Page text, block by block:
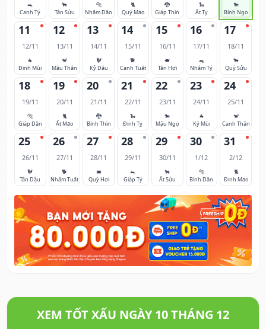
🐀
Canh Tý
🐂
Tân Sửu
🐅
Nhâm Dần
🐈
Quý Mão
🐉
Giáp Thìn
🐍
Ất Tỵ
🐎
Bính Ngọ
11
12/11
🐐
Đinh Mùi
12
13/11
🐒
Mậu Thân
13
14/11
🐓
Kỷ Dậu
14
15/11
🐕
Canh Tuất
15
16/11
🐖
Tân Hợi
16
17/11
🐀
Nhâm Tý
17
18/11
🐂
Quý Sửu
18
19/11
🐅
Giáp Dần
19
20/11
🐈
Ất Mão
20
21/11
🐉
Bính Thìn
21
22/11
🐍
Đinh Tỵ
22
23/11
🐎
Mậu Ngọ
23
24/11
🐐
Kỷ Mùi
24
25/11
🐒
Canh Thân
25
26/11
🐓
Tân Dậu
26
27/11
🐕
Nhâm Tuất
27
28/11
🐖
Quý Hợi
28
29/11
🐀
Giáp Tý
29
30/11
🐂
Ất Sửu
30
1/12
🐅
Bính Dần
31
2/12
🐈
Đinh Mão
XEM TỐT XẤU NGÀY 10 THÁNG 12